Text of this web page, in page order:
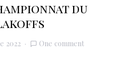
du
2022 One comment